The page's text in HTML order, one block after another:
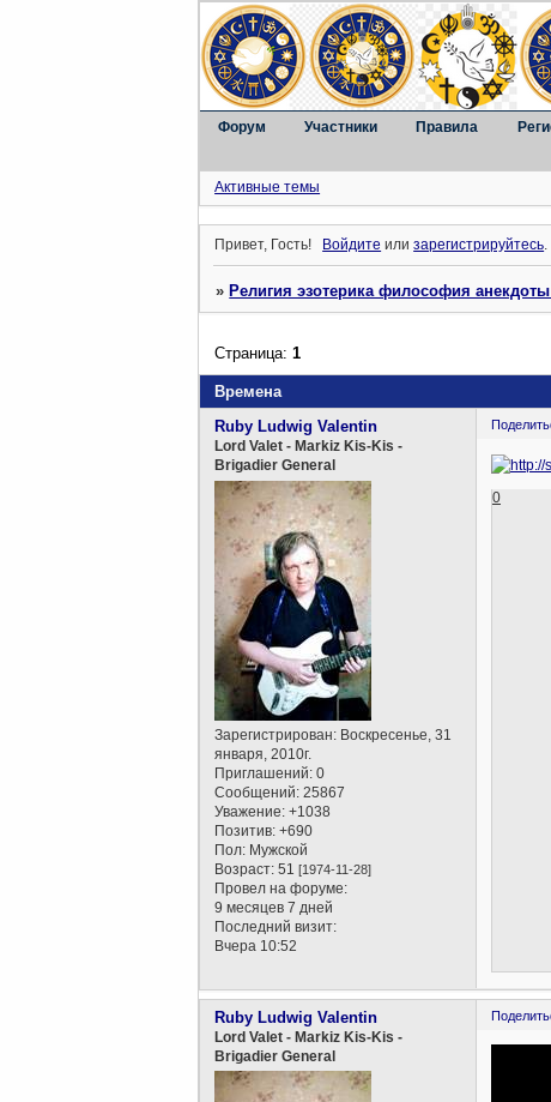
Форум Участники Правила
Активные темы
Привет, Гость! Войдите илизарегистрируйтесь.
»Религия эзотерика философия
Времена
Страница:1
Ruby Ludwig Valentin
Lord Valet - Markiz Kis-Kis -
Brigadier General
Зарегистрирован: Воскресенье, 31
января, 2010г.
Приглашений: 0
Сообщений: 25867
Уважение: +1038
Позитив: +690
Пол: Мужской
Возраст: 51[1974-11-28]
Провел на форуме:
9 месяцев 7 дней
Последний визит:
Вчера 10:52
0
Ruby Ludwig Valentin
Lord Valet - Markiz Kis-Kis -
Brigadier General